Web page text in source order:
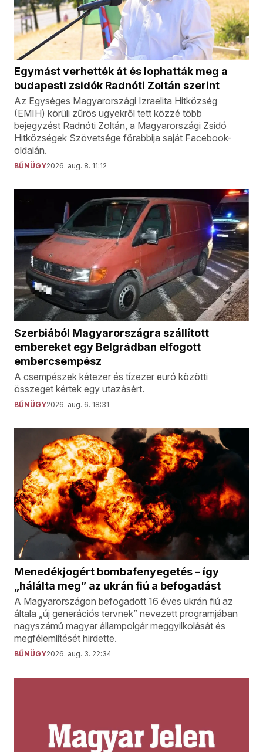
Egymást verhették át és lophatták meg a
budapesti zsidók Radnóti Zoltán szerint
Az Egységes Magyarországi Izraelita Hitközség
(EMIH) körüli zűrös ügyekről tett közzé több
bejegyzést Radnóti Zoltán, a Magyarországi Zsidó
Hitközségek Szövetsége főrabbija saját Facebook-
oldalán.
BŰNÜGY2026. aug. 8. 11:12
Szerbiából Magyarországra szállított
embereket egy Belgrádban elfogott
embercsempész
A csempészek kétezer és tízezer euró közötti
összeget kértek egy utazásért.
BŰNÜGY2026. aug. 6. 18:31
Menedékjogért bombafenyegetés – így
„hálálta meg” az ukrán fiú a befogadást
A Magyarországon befogadott 16 éves ukrán fiú az
általa „új generációs tervnek” nevezett programjában
nagyszámú magyar állampolgár meggyilkolását és
megfélemlítését hirdette.
BŰNÜGY2026. aug. 3. 22:34